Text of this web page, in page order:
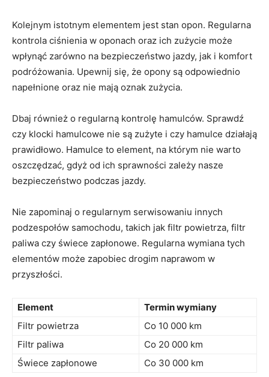
Kolejnym istotnym elementem jest stan opon. ​Regularna
kontrola ciśnienia w oponach oraz ⁢ich zużycie może
wpłynąć‌ zarówno na bezpieczeństwo jazdy,‍ jak‍ i komfort
podróżowania. Upewnij się,​ że opony są odpowiednio
napełnione oraz nie mają oznak zużycia.
Dbaj również o⁤ regularną kontrolę hamulców. Sprawdź
czy klocki hamulcowe nie są zużyte i czy⁢ hamulce ‍działają
prawidłowo. Hamulce to element, na którym nie warto
oszczędzać, ‌gdyż od ⁤ich sprawności zależy nasze
bezpieczeństwo podczas jazdy.
Nie zapominaj o regularnym serwisowaniu innych
podzespołów samochodu, ⁢takich‌ jak filtr ⁣powietrza, filtr‌
paliwa czy świece ⁣zapłonowe.‍ Regularna wymiana tych
elementów może zapobiec drogim naprawom w​
przyszłości.
Element
Termin wymiany
Filtr powietrza
Co 10 000 km
Filtr paliwa
Co⁤ 20 000 km
Świece zapłonowe
Co 30 000 km